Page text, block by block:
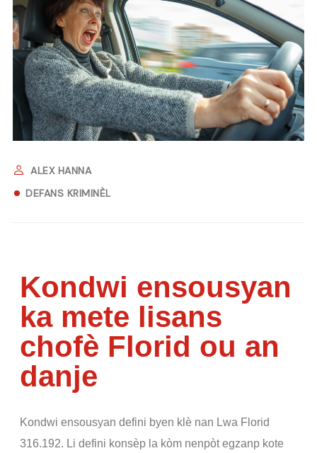
ALEX HANNA
DEFANS KRIMINÈL
Kondwi ensousyan
ka mete lisans
chofè Florid ou an
danje
Kondwi ensousyan defini byen klè nan Lwa Florid
316.192. Li defini konsèp la kòm nenpòt egzanp kote